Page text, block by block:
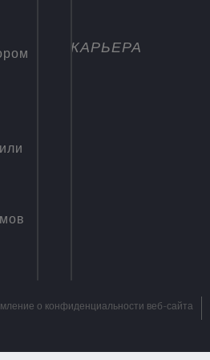
КАРЬЕРА
о конфиденциальности веб-сайта